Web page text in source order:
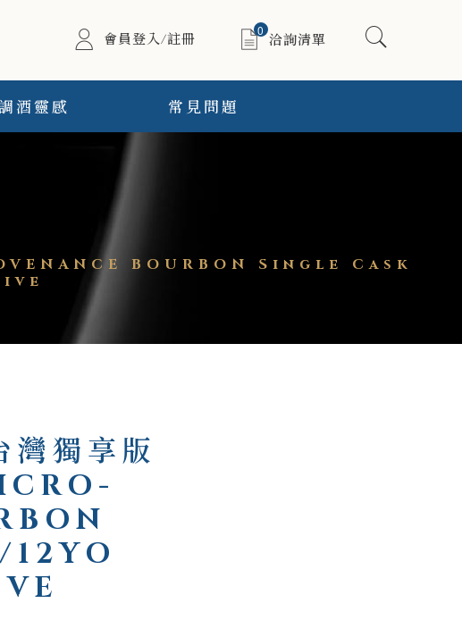
會員登入/註冊 0
洽詢清單
酒靈感 常見問題
BOURBON Single Cask
灣獨享版